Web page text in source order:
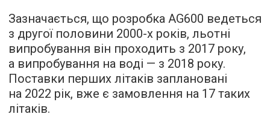
Зазначається, що розробка AG600 ведеться
з другої половини 2000-х років, льотні
випробування він проходить з 2017 року,
а випробування на воді — з 2018 року.
Поставки перших літаків заплановані
на 2022 рік, вже є замовлення на 17 таких
літаків.